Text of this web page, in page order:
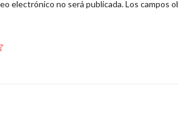
electrónico no será publicada.Los campos